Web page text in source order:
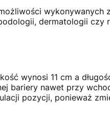
dermatologii czy
wynosi 11 cm a
bariery nawet przy
pozycji, ponieważ